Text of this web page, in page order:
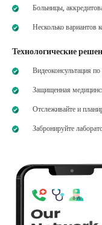
Больницы,
Несколько вариантов
Технологические
Видеоконсультация по
Защищенная
Отслеживайте и
Забронируйте